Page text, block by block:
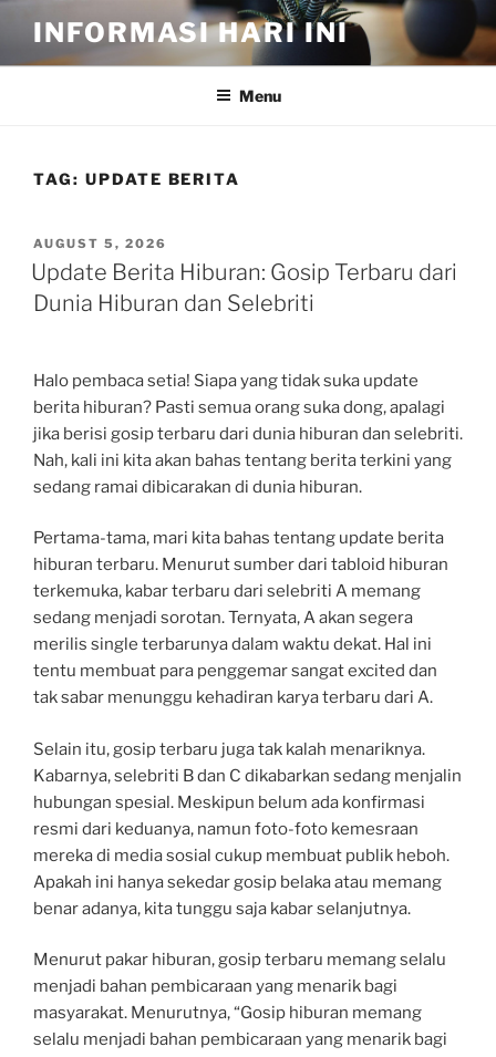
content
INFORMASI HARI INI
Menu
TAG: UPDATE BERITA
POSTED
ON
AUGUST 5, 2026
Update Berita Hiburan: Gosip Terbaru dari
Dunia Hiburan dan Selebriti
Halo pembaca setia! Siapa yang tidak suka update
berita hiburan? Pasti semua orang suka dong, apalagi
jika berisi gosip terbaru dari dunia hiburan dan selebriti.
Nah, kali ini kita akan bahas tentang berita terkini yang
sedang ramai dibicarakan di dunia hiburan.
Pertama-tama, mari kita bahas tentang update berita
hiburan terbaru. Menurut sumber dari tabloid hiburan
terkemuka, kabar terbaru dari selebriti A memang
sedang menjadi sorotan. Ternyata, A akan segera
merilis single terbarunya dalam waktu dekat. Hal ini
tentu membuat para penggemar sangat excited dan
tak sabar menunggu kehadiran karya terbaru dari A.
Selain itu, gosip terbaru juga tak kalah menariknya.
Kabarnya, selebriti B dan C dikabarkan sedang menjalin
hubungan spesial. Meskipun belum ada konfirmasi
resmi dari keduanya, namun foto-foto kemesraan
mereka di media sosial cukup membuat publik heboh.
Apakah ini hanya sekedar gosip belaka atau memang
benar adanya, kita tunggu saja kabar selanjutnya.
Menurut pakar hiburan, gosip terbaru memang selalu
menjadi bahan pembicaraan yang menarik bagi
masyarakat. Menurutnya, “Gosip hiburan memang
selalu menjadi bahan pembicaraan yang menarik bagi